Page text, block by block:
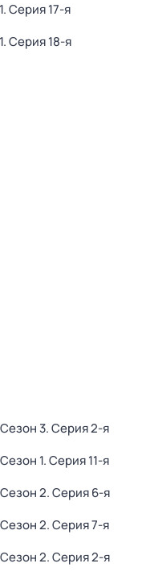
. Серия 17-я
. Серия 18-я
3. Серия 2-я
1. Серия 11-я
2. Серия 6-я
2. Серия 7-я
2. Серия 2-я